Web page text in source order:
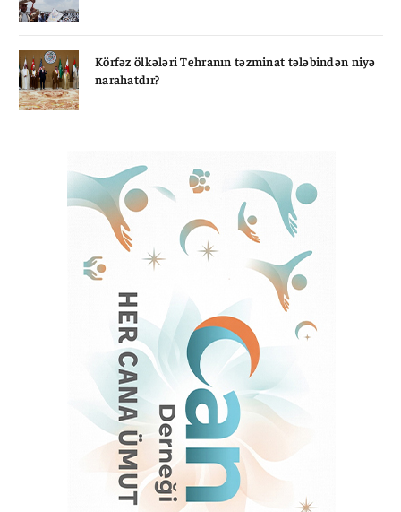
Körfəz ölkələri Tehranın təzminat tələbindən niyə
narahatdır?